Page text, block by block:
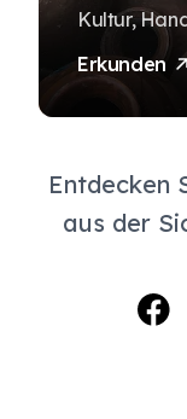
Kultur,
Erkunden
Entdecken
aus der